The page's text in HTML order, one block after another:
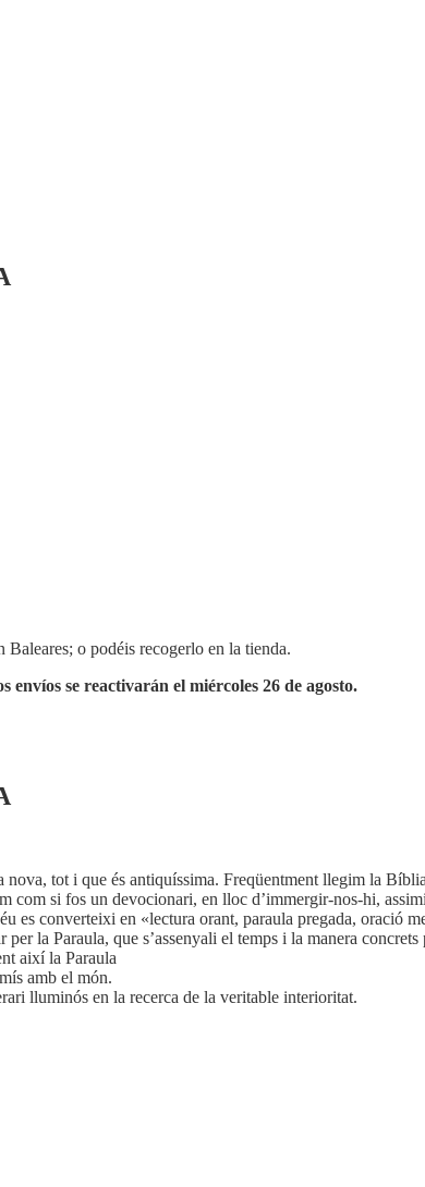
Baleares; o podéis recogerlo en la tienda.
envíos se reactivarán el miércoles 26 de agosto.
tot i que és antiquíssima. Freqüentment llegim la
com si fos un devocionari, en lloc d’immergir-nos-hi,
es converteixi en «lectura orant, paraula pregada, oració
la Paraula, que s’assenyali el temps i la manera
així la Paraula
amb el món.
lluminós en la recerca de la veritable interioritat.